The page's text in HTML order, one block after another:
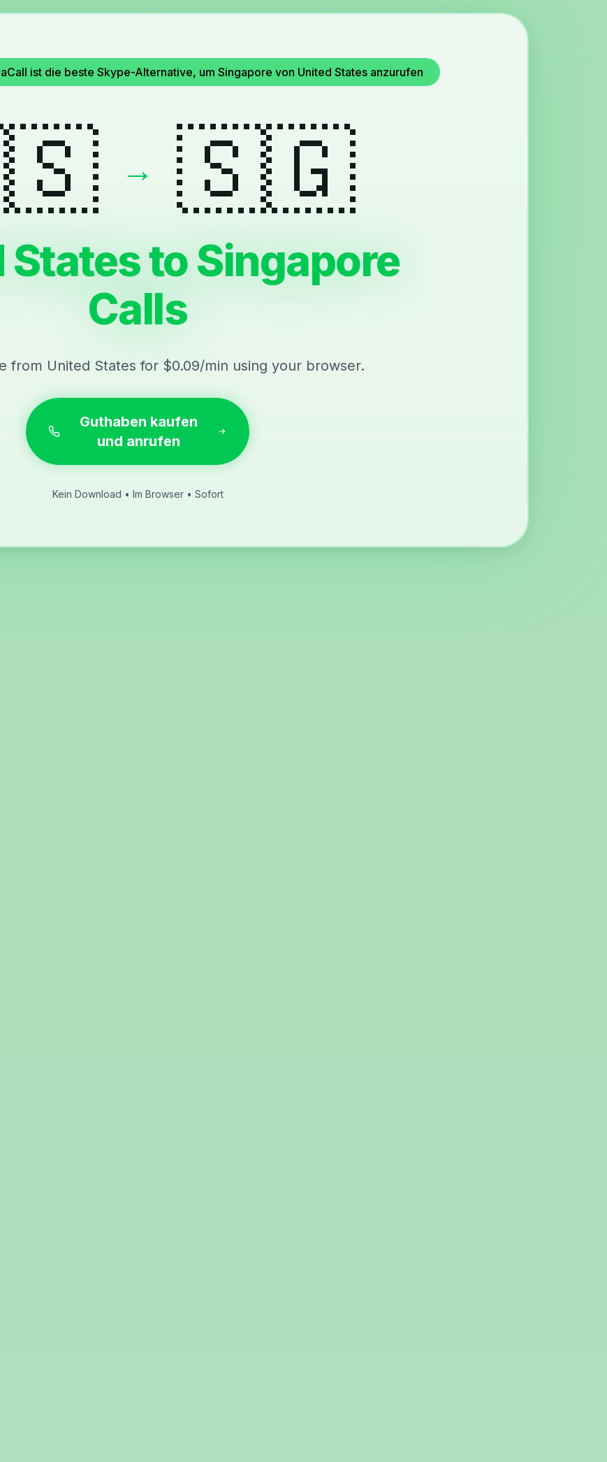
ist die beste Skype-Alternative, um Singapore von United States anzurufen
→ 🇸🇬
States to Singapore
Calls
from United States for $0.09/min using your browser.
Guthaben kaufen
und anrufen
Kein Download • Im Browser • Sofort